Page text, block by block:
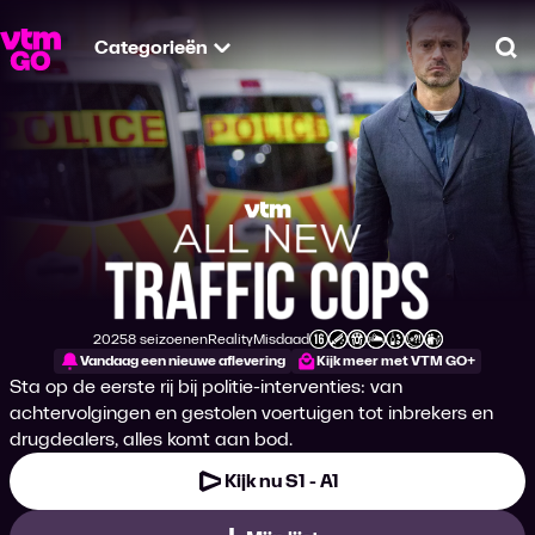
Categorieën
All New Traffic
Productiejaar
20258 seizoenen
Genre
Reality
Genre
Misdaad
Leeftijdsclassificatie
Vandaag een nieuwe aflevering Kijk meer met VTM GO+
Sta op de eerste rij bij politie-interventies: van
achtervolgingen en gestolen voertuigen tot inbrekers en
drugdealers, alles komt aan bod.
Kijk nu S1 - A1